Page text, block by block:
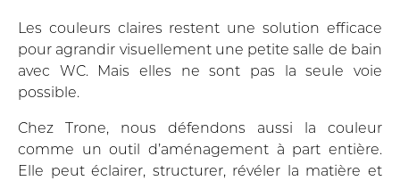
Les couleurs claires restent une solution efficace
pour agrandir visuellement une petite salle de bain
avec WC. Mais elles ne sont pas la seule voie
possible.
Chez Trone, nous défendons aussi la couleur
comme un outil d’aménagement à part entière.
Elle peut éclairer, structurer, révéler la matière et